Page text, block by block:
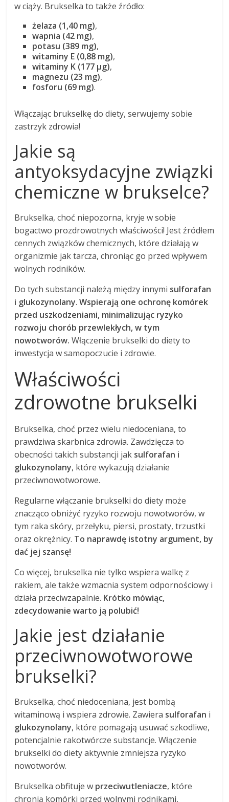
w ciąży. Brukselka to także źródło:
żelaza (1,40 mg),
wapnia (42 mg),
potasu (389 mg),
witaminy E (0,88 mg),
witaminy K (177 µg),
magnezu (23 mg),
fosforu (69 mg).
Włączając brukselkę do diety, serwujemy sobie
zastrzyk zdrowia!
Jakie są
antyoksydacyjne związki
chemiczne w brukselce?
Brukselka, choć niepozorna, kryje w sobie
bogactwo prozdrowotnych właściwości! Jest źródłem
cennych związków chemicznych, które działają w
organizmie jak tarcza, chroniąc go przed wpływem
wolnych rodników.
Do tych substancji należą między innymi sulforafan
i glukozynolany.Wspierają one ochronę komórek
przed uszkodzeniami, minimalizując ryzyko
rozwoju chorób przewlekłych, w tym
nowotworów. Włączenie brukselki do diety to
inwestycja w samopoczucie i zdrowie.
Właściwości
zdrowotne brukselki
Brukselka, choć przez wielu niedoceniana, to
prawdziwa skarbnica zdrowia. Zawdzięcza to
obecności takich substancji jak sulforafan i
glukozynolany, które wykazują działanie
przeciwnowotworowe.
Regularne włączanie brukselki do diety może
znacząco obniżyć ryzyko rozwoju nowotworów, w
tym raka skóry, przełyku, piersi, prostaty, trzustki
oraz okrężnicy. To naprawdę istotny argument, by
dać jej szansę!
Co więcej, brukselka nie tylko wspiera walkę z
rakiem, ale także wzmacnia system odpornościowy i
działa przeciwzapalnie. Krótko mówiąc,
zdecydowanie warto ją polubić!
Jakie jest działanie
przeciwnowotworowe
brukselki?
Brukselka, choć niedoceniana, jest bombą
witaminową i wspiera zdrowie. Zawiera sulforafan i
glukozynolany, które pomagają usuwać szkodliwe,
potencjalnie rakotwórcze substancje. Włączenie
brukselki do diety aktywnie zmniejsza ryzyko
nowotworów.
Brukselka obfituje w przeciwutleniacze, które
chronią komórki przed wolnymi rodnikami,